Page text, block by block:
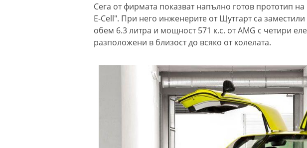
Сега от фирмата показват напълно готов прототип на
E-Cell". При него инженерите от Щутгарт са
обем 6.3 литра и мощност 571 к.с. от AMG с четири
разположени в близост до всяко от колелата.